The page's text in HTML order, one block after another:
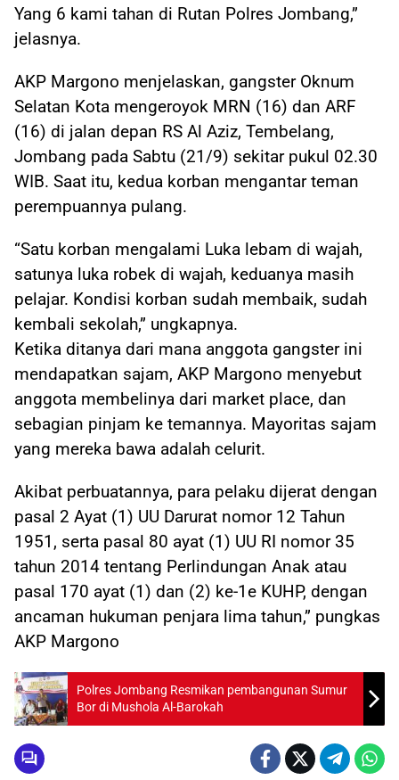
Yang 6 kami tahan di Rutan Polres Jombang,”
jelasnya.
AKP Margono menjelaskan, gangster Oknum
Selatan Kota mengeroyok MRN (16) dan ARF
(16) di jalan depan RS Al Aziz, Tembelang,
Jombang pada Sabtu (21/9) sekitar pukul 02.30
WIB. Saat itu, kedua korban mengantar teman
perempuannya pulang.
“Satu korban mengalami Luka lebam di wajah,
satunya luka robek di wajah, keduanya masih
pelajar. Kondisi korban sudah membaik, sudah
kembali sekolah,” ungkapnya.
Ketika ditanya dari mana anggota gangster ini
mendapatkan sajam, AKP Margono menyebut
anggota membelinya dari market place, dan
sebagian pinjam ke temannya. Mayoritas sajam
yang mereka bawa adalah celurit.
Akibat perbuatannya, para pelaku dijerat dengan
pasal 2 Ayat (1) UU Darurat nomor 12 Tahun
1951, serta pasal 80 ayat (1) UU RI nomor 35
tahun 2014 tentang Perlindungan Anak atau
pasal 170 ayat (1) dan (2) ke-1e KUHP, dengan
ancaman hukuman penjara lima tahun,” pungkas
AKP Margono
Polres Jombang Resmikan pembangunan Sumur
Bor di Mushola Al-Barokah